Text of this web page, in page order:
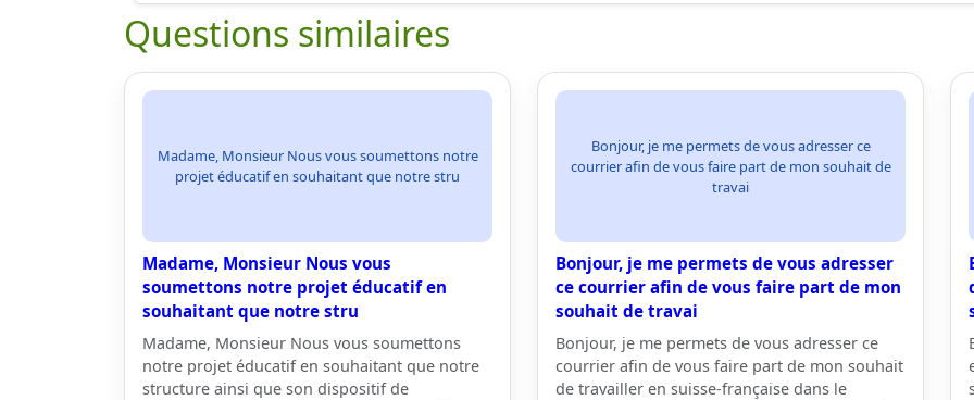
Questions similaires
Madame, Monsieur Nous vous soumettons notre
projet éducatif en souhaitant que notre stru
Madame, Monsieur Nous vous
soumettons notre projet éducatif en
souhaitant que notre stru
Madame, Monsieur Nous vous soumettons
notre projet éducatif en souhaitant que notre
structure ainsi que son dispositif de
Bonjour, je me permets de vous adresser ce
courrier afin de vous faire part de mon souhait de
travai
Bonjour, je me permets de vous adresser
ce courrier afin de vous faire part de mon
souhait de travai
Bonjour, je me permets de vous adresser ce
courrier afin de vous faire part de mon souhait
de travailler en suisse-française dans le